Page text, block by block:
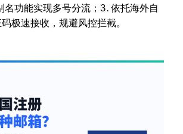
名功能实现多号分流；3. 依托海外自
极速接收，规避风控拦截。